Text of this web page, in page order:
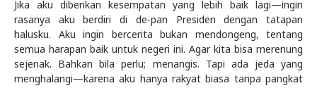
Jika aku diberikan kesempatan yang lebih baik lagi—ingin
rasanya aku berdiri di de-pan Presiden dengan tatapan
halusku. Aku ingin bercerita bukan mendongeng, tentang
semua harapan baik untuk negeri ini. Agar kita bisa merenung
sejenak. Bahkan bila perlu; menangis. Tapi ada jeda yang
menghalangi—karena aku hanya rakyat biasa tanpa pangkat